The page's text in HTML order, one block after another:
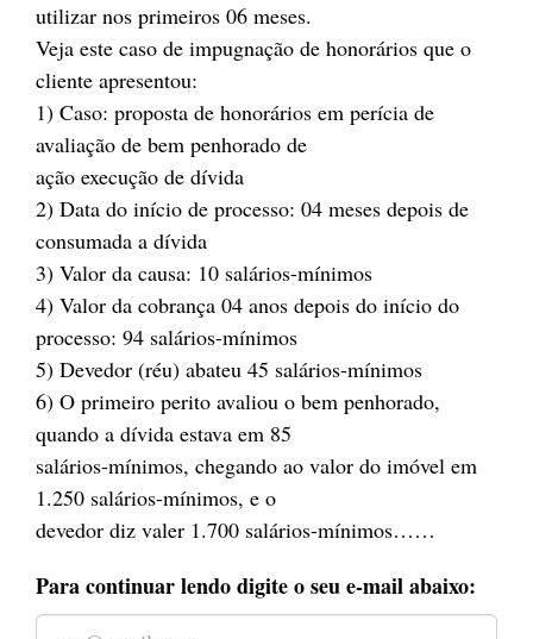
utilizar nos primeiros 06 meses.
Veja este caso de impugnação de honorários que o
cliente apresentou:
1) Caso: proposta de honorários em perícia de
avaliação de bem penhorado de
ação execução de dívida
2) Data do início de processo: 04 meses depois de
consumada a dívida
3) Valor da causa: 10 salários-mínimos
4) Valor da cobrança 04 anos depois do início do
processo: 94 salários-mínimos
5) Devedor (réu) abateu 45 salários-mínimos
6) O primeiro perito avaliou o bem penhorado,
quando a dívida estava em 85
salários-mínimos, chegando ao valor do imóvel em
1.250 salários-mínimos, e o
devedor diz valer 1.700 salários-mínimos……
Para continuar lendo digite o seu e-mail abaixo: